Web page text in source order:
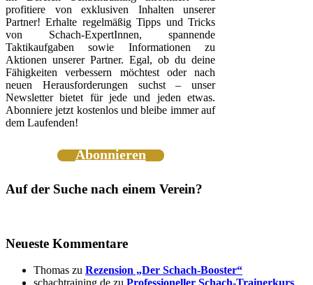
profitiere von exklusiven Inhalten unserer
Partner! Erhalte regelmäßig Tipps und Tricks
von Schach-ExpertInnen, spannende
Taktikaufgaben sowie Informationen zu
Aktionen unserer Partner. Egal, ob du deine
Fähigkeiten verbessern möchtest oder nach
neuen Herausforderungen suchst – unser
Newsletter bietet für jede und jeden etwas.
Abonniere jetzt kostenlos und bleibe immer auf
dem Laufenden!
Abonnieren
Auf der Suche nach einem Verein?
Neueste Kommentare
Thomas zu Rezension „Der Schach-Booster“